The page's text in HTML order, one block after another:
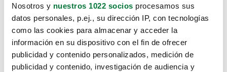
Nosotros y nuestros 1022 socios procesamos sus
datos personales, p.ej., su dirección IP, con tecnologías
como las cookies para almacenar y acceder la
información en su dispositivo con el fin de ofrecer
publicidad y contenido personalizados, medición de
publicidad y contenido, investigación de audiencia y
Lo sentimos, no sabemos como
te hemos traido hasta aquí.